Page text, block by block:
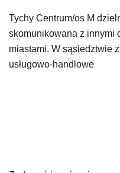
Tychy Centrum/os M
skomunikowana z innymi
miastami. W sąsiedztwie
usługowo-handlowe